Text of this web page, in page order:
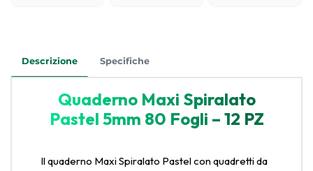
Descrizione Specifiche
Quaderno Maxi Spiralato
Pastel 5mm 80 Fogli – 12 PZ
Il quaderno Maxi Spiralato Pastel con quadretti da